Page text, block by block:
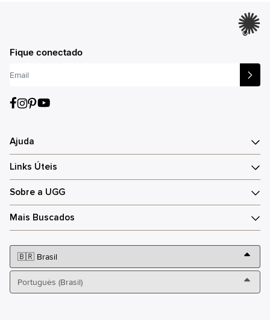
®
Fique conectado
Ajuda
Links Úteis
Sobre a UGG
Mais Buscados